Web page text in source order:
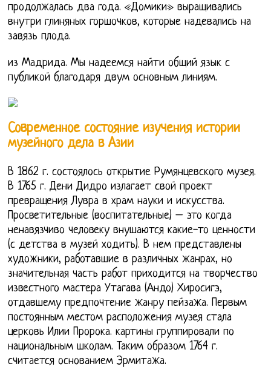
продолжалась два года. «Домики» выращивались
внутри глиняных горшочков, которые надевались на
завязь плода.
из Мадрида. Мы надеемся найти общий язык с
публикой благодаря двум основным линиям.
Современное состояние изучения истории
музейного дела в Азии
В 1862 г. состоялось открытие Румянцевского музея.
В 1765 г. Дени Дидро излагает свой проект
превращения Лувра в храм науки и искусства.
Просветительные (воспитательные) – это когда
ненавязчиво человеку внушаются какие-то ценности
(с детства в музей ходить). В нем представлены
художники, работавшие в различных жанрах, но
значительная часть работ приходится на творчество
известного мастера Утагава (Андо) Хиросигэ,
отдавшему предпочтение жанру пейзажа. Первым
постоянным местом расположения музея стала
церковь Илии Пророка. картины группировали по
национальным школам. Таким образом 1764 г.
считается основанием Эрмитажа.